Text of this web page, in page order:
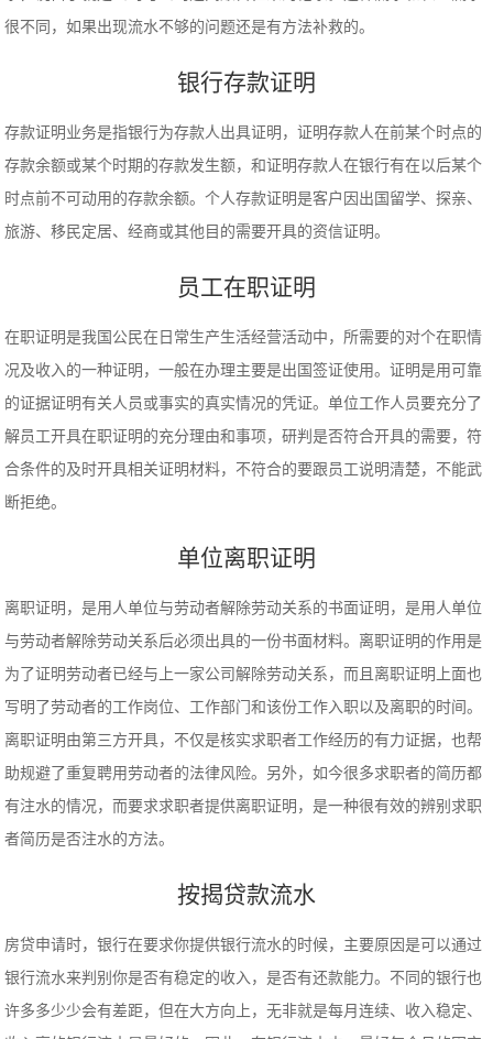
很不同，如果出现流水不够的问题还是有方法补救的。
银行存款证明
存款证明业务是指银行为存款人出具证明，证明存款人在前某个时点的
存款余额或某个时期的存款发生额，和证明存款人在银行有在以后某个
时点前不可动用的存款余额。个人存款证明是客户因出国留学、探亲、
旅游、移民定居、经商或其他目的需要开具的资信证明。
员工在职证明
在职证明是我国公民在日常生产生活经营活动中，所需要的对个在职情
况及收入的一种证明，一般在办理主要是出国签证使用。证明是用可靠
的证据证明有关人员或事实的真实情况的凭证。单位工作人员要充分了
解员工开具在职证明的充分理由和事项，研判是否符合开具的需要，符
合条件的及时开具相关证明材料，不符合的要跟员工说明清楚，不能武
断拒绝。
单位离职证明
离职证明，是用人单位与劳动者解除劳动关系的书面证明，是用人单位
与劳动者解除劳动关系后必须出具的一份书面材料。离职证明的作用是
为了证明劳动者已经与上一家公司解除劳动关系，而且离职证明上面也
写明了劳动者的工作岗位、工作部门和该份工作入职以及离职的时间。
离职证明由第三方开具，不仅是核实求职者工作经历的有力证据，也帮
助规避了重复聘用劳动者的法律风险。另外，如今很多求职者的简历都
有注水的情况，而要求求职者提供离职证明，是一种很有效的辨别求职
者简历是否注水的方法。
按揭贷款流水
房贷申请时，银行在要求你提供银行流水的时候，主要原因是可以通过
银行流水来判别你是否有稳定的收入，是否有还款能力。不同的银行也
许多多少少会有差距，但在大方向上，无非就是每月连续、收入稳定、